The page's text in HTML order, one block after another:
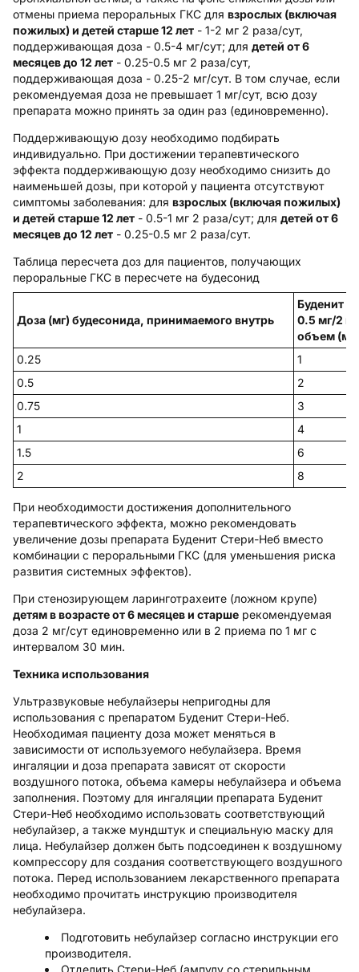
отмены приема пероральных ГКС для взрослых (включая
пожилых) и детей старше 12 лет - 1-2 мг 2 раза/сут,
поддерживающая доза - 0.5-4 мг/сут; для детей от 6
месяцев до 12 лет - 0.25-0.5 мг 2 раза/сут,
поддерживающая доза - 0.25-2 мг/сут. В том случае, если
рекомендуемая доза не превышает 1 мг/сут, всю дозу
препарата можно принять за один раз (единовременно).
Поддерживающую дозу необходимо подбирать
индивидуально. При достижении терапевтического
эффекта поддерживающую дозу необходимо снизить до
наименьшей дозы, при которой у пациента отсутствуют
симптомы заболевания: для взрослых (включая пожилых)
и детей старше 12 лет - 0.5-1 мг 2 раза/сут; для детей от 6
месяцев до 12 лет - 0.25-0.5 мг 2 раза/сут.
Таблица пересчета доз для пациентов, получающих
пероральные ГКС в пересчете на будесонид
Доза (мг) будесонида, принимаемого внутрь
Буденит
0.5 мг/2
объем
0.25
1
0.5
2
0.75
3
1
4
1.5
6
2
8
При необходимости достижения дополнительного
терапевтического эффекта, можно рекомендовать
увеличение дозы препарата Буденит Стери-Неб вместо
комбинации с пероральными ГКС (для уменьшения риска
развития системных эффектов).
При стенозирующем ларинготрахеите (ложном крупе)
детям в возрасте от 6 месяцев и старше рекомендуемая
доза 2 мг/сут единовременно или в 2 приема по 1 мг с
интервалом 30 мин.
Техника использования
Ультразвуковые небулайзеры непригодны для
использования с препаратом Буденит Стери-Неб.
Необходимая пациенту доза может меняться в
зависимости от используемого небулайзера. Время
ингаляции и доза препарата зависят от скорости
воздушного потока, объема камеры небулайзера и объема
заполнения. Поэтому для ингаляции препарата Буденит
Стери-Неб необходимо использовать соответствующий
небулайзер, а также мундштук и специальную маску для
лица. Небулайзер должен быть подсоединен к воздушному
компрессору для создания соответствующего воздушного
потока. Перед использованием лекарственного препарата
необходимо прочитать инструкцию производителя
небулайзера.
Подготовить небулайзер согласно инструкции его
производителя.